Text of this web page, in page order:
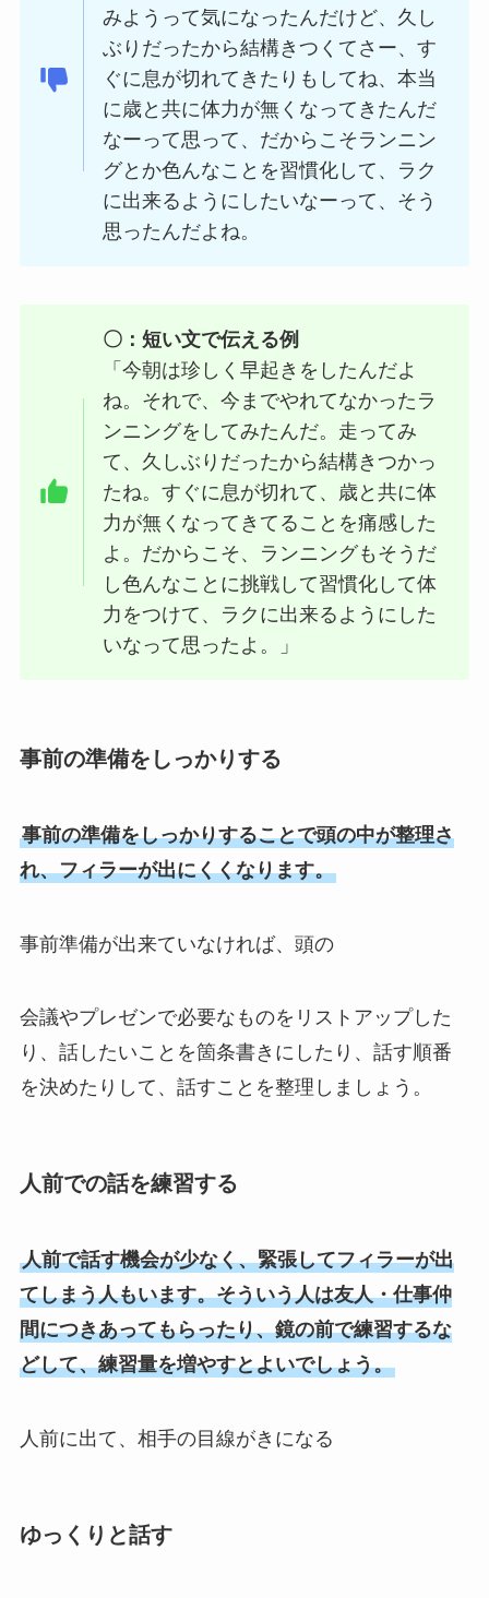
みようって気になったんだけど、久し
ぶりだったから結構きつくてさー、す
ぐに息が切れてきたりもしてね、本当
に歳と共に体力が無くなってきたんだ
なーって思って、だからこそランニン
グとか色んなことを習慣化して、ラク
に出来るようにしたいなーって、そう
思ったんだよね。
〇：短い文で伝える例
「今朝は珍しく早起きをしたんだよ
ね。それで、今までやれてなかったラ
ンニングをしてみたんだ。走ってみ
て、久しぶりだったから結構きつかっ
たね。すぐに息が切れて、歳と共に体
力が無くなってきてることを痛感した
よ。だからこそ、ランニングもそうだ
し色んなことに挑戦して習慣化して体
力をつけて、ラクに出来るようにした
いなって思ったよ。」
事前の準備をしっかりする
事前の準備をしっかりすることで頭の中が整理さ
れ、フィラーが出にくくなります。
事前準備が出来ていなければ、頭の
会議やプレゼンで必要なものをリストアップした
り、話したいことを箇条書きにしたり、話す順番
を決めたりして、話すことを整理しましょう。
人前での話を練習する
人前で話す機会が少なく、緊張してフィラーが出
てしまう人もいます。そういう人は友人・仕事仲
間につきあってもらったり、鏡の前で練習するな
どして、練習量を増やすとよいでしょう。
人前に出て、相手の目線がきになる
ゆっくりと話す